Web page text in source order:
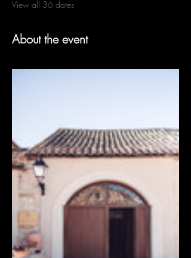
View all 36 dates
About the event